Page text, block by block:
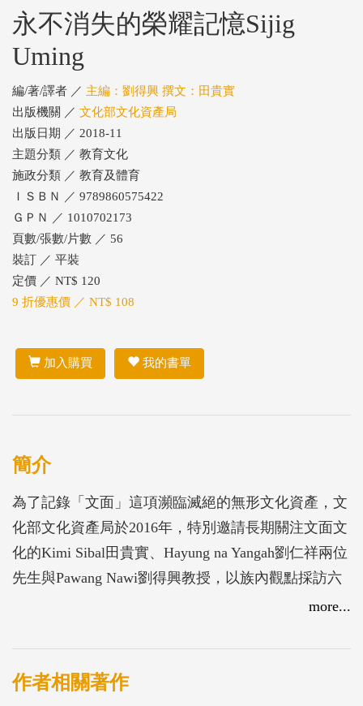
永不消失的榮耀記憶Sijig
Uming
編/著/譯者 ／ 主編：劉得興 撰文：田貴實
出版機關 ／ 文化部文化資產局
出版日期 ／ 2018-11
主題分類 ／ 教育文化
施政分類 ／ 教育及體育
ＩＳＢＮ ／ 9789860575422
ＧＰＮ ／ 1010702173
頁數/張數/片數 ／ 56
裝訂 ／ 平裝
定價 ／ NT$ 120
9 折優惠價 ／ NT$ 108
加入購買 我的書單
簡介
為了記錄「文面」這項瀕臨滅絕的無形文化資產，文
化部文化資產局於2016年，特別邀請長期關注文面文
化的Kimi Sibal田貴實、Hayung na Yangah劉仁祥兩位
先生與Pawang Nawi劉得興教授，以族內觀點採訪六
位文面耆老，以深入淺出、活潑生動又貼近一般讀者
面的文化內涵、美感經驗、儀式和規範，以及他們歷
經時代狂潮所寫下的生命故事，加上畫家王傑及張文
more...
作者相關著作